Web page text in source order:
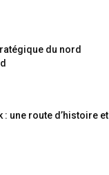
du nord
: une route d’histoire et